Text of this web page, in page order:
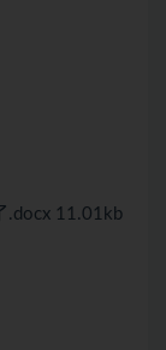
.docx 11.01kb